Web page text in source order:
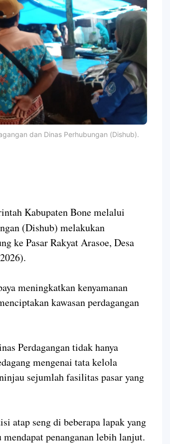
dan Dinas Perhubungan (Dishub).
Kabupaten Bone melalui
(Dishub) melakukan
ke Pasar Rakyat Arasoe, Desa
meningkatkan kenyamanan
kawasan perdagangan
Perdagangan tidak hanya
mengenai tata kelola
sejumlah fasilitas pasar yang
atap seng di beberapa lapak yang
penanganan lebih lanjut.